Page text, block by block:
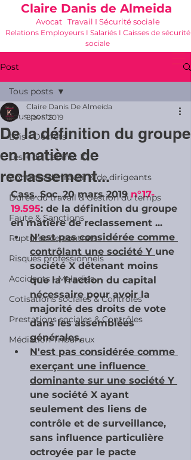
Claire Danis de Almeida
Avocat Travail I Sécurité sociale
Relations Employeurs I Salariés I Caisses de sécurité
sociale
Post
Tous posts
Lois - Décrets
Les + du Cabinet K
Contrats de travail & de dirigeants
Durée du travail & Gestion du temps
Faute & Sanctions
Ruptures de contrats
Risques professionnels
Accidents - Maladies
Cotisations sociales & Contrôles
Prestations sociales & Contrôles
Médiation Tribunaux
Tous posts
De la définition du groupe
en matière de
reclassement...
Claire Danis De Almeida
8 avr. 2019
Cass. Soc. 20 mars 2019 n°17-
19.595: de la définition du groupe
en matière de reclassement ...
N'est pas considérée comme
contrôlant une société Y une
société X détenant moins
que la fraction du capital
nécessaire pour avoir la
majorité des droits de vote
dans les assemblées
générales,
N'est pas considérée comme
exerçant une influence
dominante sur une société Y
une société X ayant
seulement des liens de
contrôle et de surveillance,
sans influence particulière
octroyée par le pacte